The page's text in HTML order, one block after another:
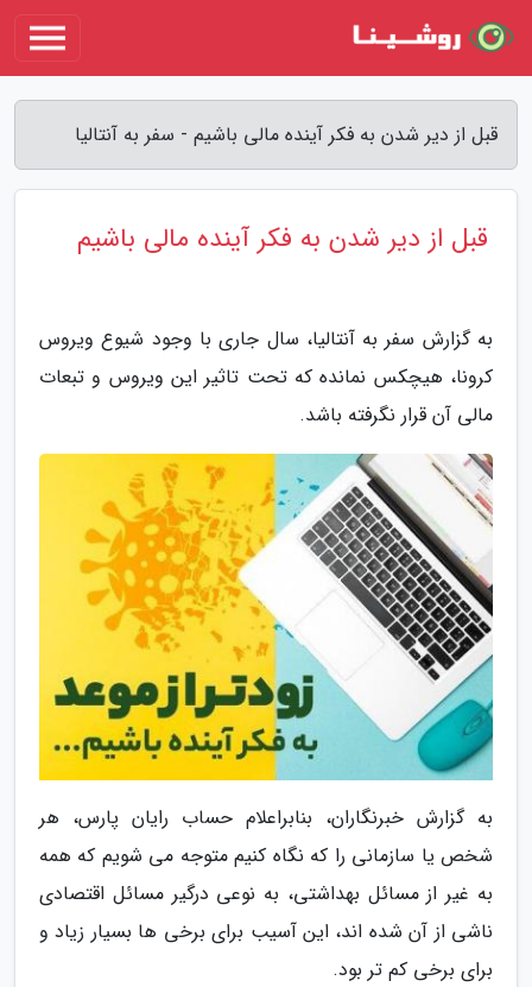
قبل از دیر شدن به فکر آینده مالی باشیم - سفر به آنتالیا
قبل از دیر شدن به فکر آینده مالی باشیم
به گزارش سفر به آنتالیا، سال جاری با وجود شیوع ویروس
کرونا، هیچکس نمانده که تحت تاثیر این ویروس و تبعات
مالی آن قرار نگرفته باشد.
به گزارش خبرنگاران، بنابراعلام حساب رایان پارس، هر
شخص یا سازمانی را که نگاه کنیم متوجه می شویم که همه
به غیر از مسائل بهداشتی، به نوعی درگیر مسائل اقتصادی
ناشی از آن شده اند، این آسیب برای برخی ها بسیار زیاد و
برای برخی کم تر بود.